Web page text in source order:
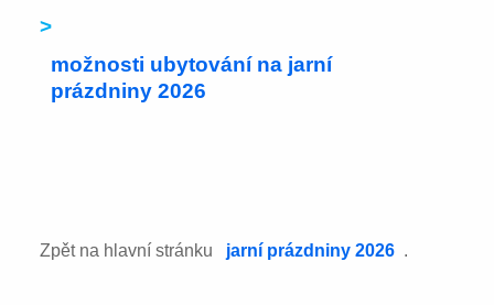
>
možnosti ubytování na jarní
prázdniny 2026
Zpět na hlavní stránku jarní prázdniny 2026 .